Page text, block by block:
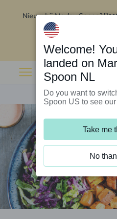
Nieuw bij Marley Spoon?
Welcome!
landed on
Spoon NL
Do you want to
Spoon US to see
Take me
No